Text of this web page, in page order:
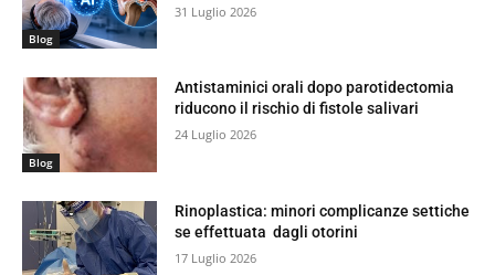
Blog
31 Luglio 2026
Blog
Antistaminici orali dopo parotidectomia
riducono il rischio di fistole salivari
24 Luglio 2026
Rinoplastica: minori complicanze settiche
se effettuata dagli otorini
17 Luglio 2026